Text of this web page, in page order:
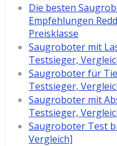
Die besten
Empfehlungen
Preisklasse
Saugroboter mit
Testsieger,
Saugroboter für
Testsieger,
Saugroboter mit
Testsieger,
Saugroboter Test
Vergleich]